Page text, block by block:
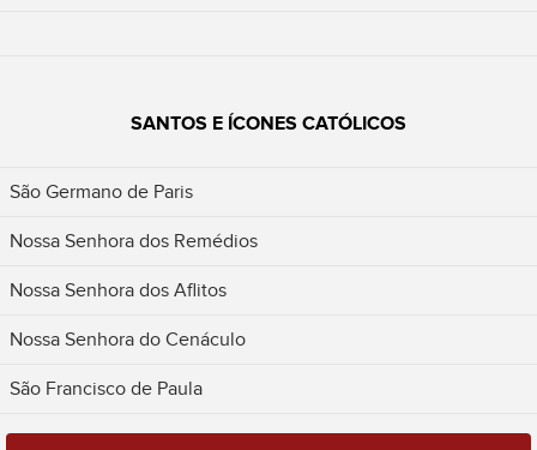
SANTOS E ÍCONES CATÓLICOS
São Germano de Paris
Nossa Senhora dos Remédios
Nossa Senhora dos Aflitos
Nossa Senhora do Cenáculo
São Francisco de Paula